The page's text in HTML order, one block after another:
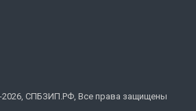
2026, СПБЗИП.РФ, Все права защищены